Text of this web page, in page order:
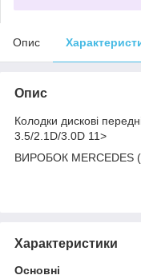
Опис
Опис
Колодки дискові
3.5/2.1D/3.0D 11>
ВИРОБОК MERCEDES
Характеристики
Основні